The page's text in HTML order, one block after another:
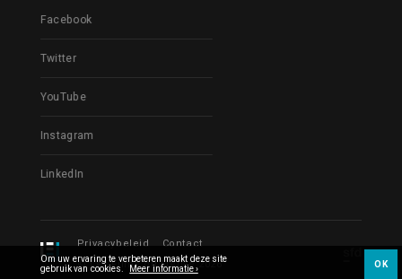
Facebook
Twitter
YouTube
Instagram
LinkedIn
Privacybeleid
Contact
© Les Films du Fleuve 2026
Om uw ervaring te verbeteren maakt deze site
gebruik van cookies. Meer informatie › OK